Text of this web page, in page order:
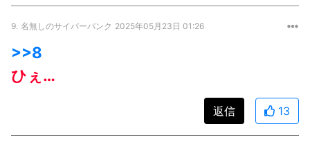
9. 名無しのサイバーパンク 2025年05月23日 01:26
>>8
ひぇ…
返信 13